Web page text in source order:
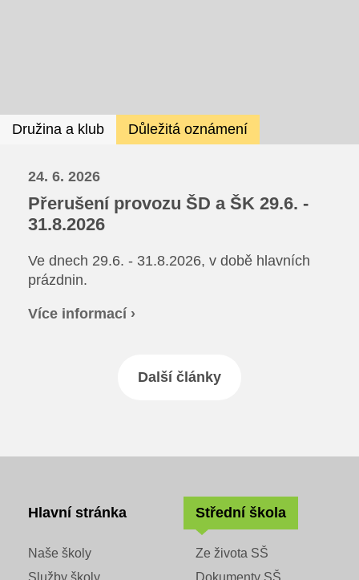
Kontakty SŠ
Družina a klub Důležitá oznámení
24. 6. 2026
Přerušení provozu ŠD a ŠK 29.6. -
31.8.2026
Ve dnech 29.6. - 31.8.2026, v době hlavních
prázdnin.
Více informací ›
Další články
Hlavní stránka
Naše školy
Střední škola
Ze života SŠ